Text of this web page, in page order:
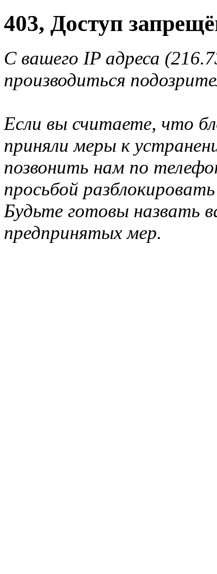
403, Доступ
С вашего IP адреса
производиться
Если вы считаете, что
приняли меры к
позвонить нам по
просьбой
Будьте готовы назвать
предпринятых мер.